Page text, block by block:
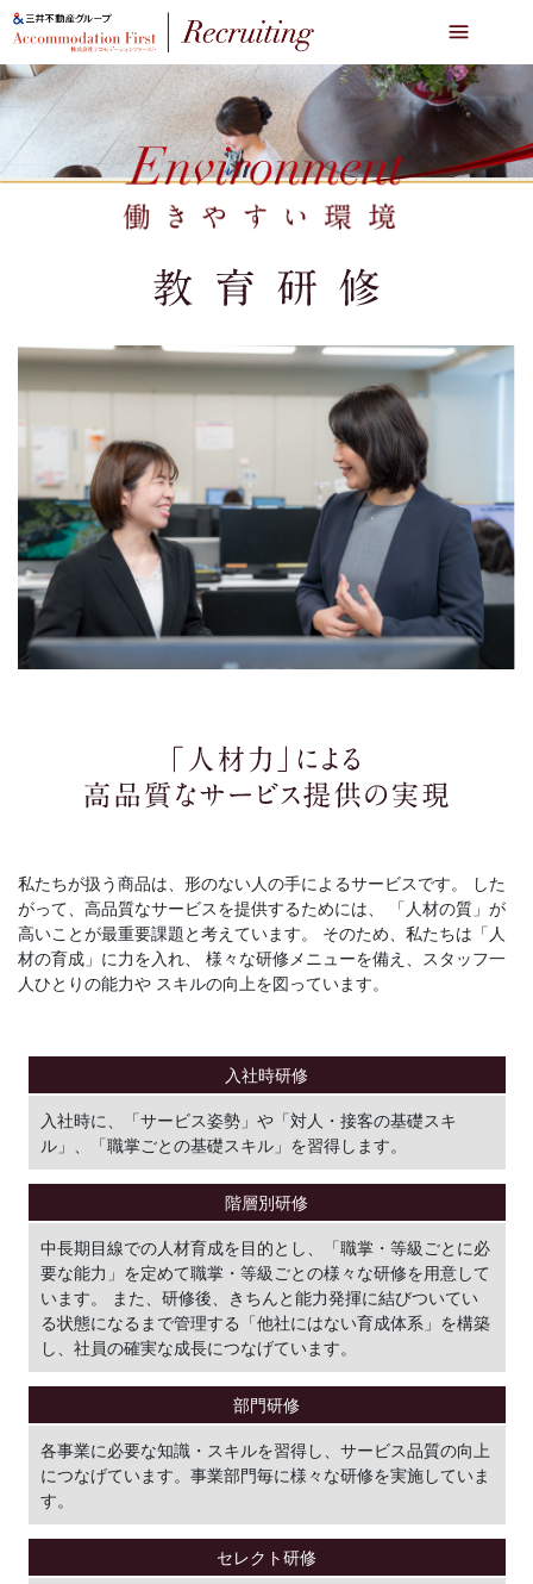
私たちが扱う商品は、形のない人の手によるサービスです。
した
がって、高品質なサービスを提供するためには、
「人材の質」が
高いことが最重要課題と考えています。
そのため、私たちは「人
材の育成」に力を入れ、
様々な研修メニューを備え、スタッフ一
人ひとりの能力や スキルの向上を図っています。
入社時研修
入社時に、「サービス姿勢」や「対人・接客の基礎スキ
ル」、「職掌ごとの基礎スキル」を習得します。
階層別研修
中長期目線での人材育成を目的とし、「職掌・等級ごとに必
要な能力」を定めて職掌・等級ごとの様々な研修を用意して
います。 また、研修後、きちんと能力発揮に結びついてい
る状態になるまで管理する「他社にはない育成体系」を構築
し、社員の確実な成長につなげています。
部門研修
各事業に必要な知識・スキルを習得し、サービス品質の向上
につなげています。事業部門毎に様々な研修を実施していま
す。
セレクト研修